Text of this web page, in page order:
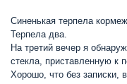
Синенькая терпела
Терпела два.
На третий вечер я
стекла, приставленную к
Хорошо, что без записки,